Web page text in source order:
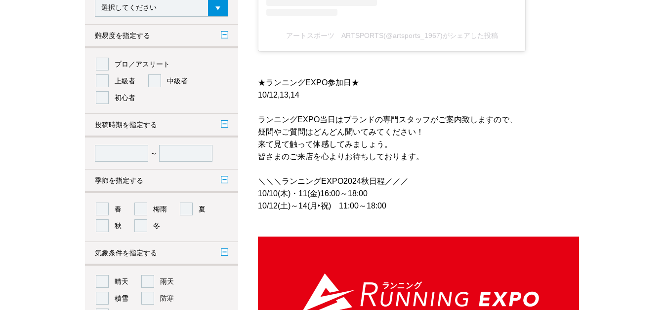
難易度を指定する
プロ／アスリート
上級者 中級者
初心者
投稿時期を指定する
～
季節を指定する
春 梅雨 夏
秋 冬
気象条件を指定する
晴天 雨天
積雪 防寒
アートスポーツ ARTSPORTS(@artsports_1967)がシェアした投稿
★ランニングEXPO参加日★
10/12,13,14
ランニングEXPO当日はブランドの専門スタッフがご案内致しますので、
疑問やご質問はどんどん聞いてみてください！
来て見て触って体感してみましょう。
皆さまのご来店を心よりお待ちしております。
＼＼＼ランニングEXPO2024秋日程／／／
10/10(木)・11(金)16:00～18:00
10/12(土)～14(月‣祝) 11:00～18:00